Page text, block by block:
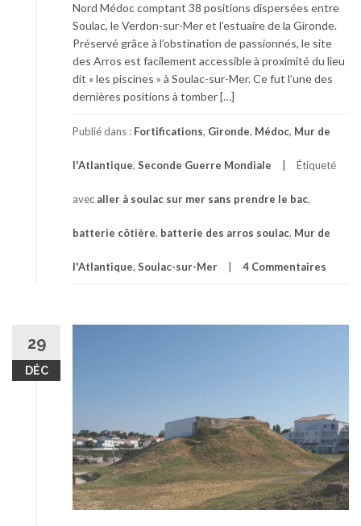
Nord Médoc comptant 38 positions dispersées entre
Soulac, le Verdon-sur-Mer et l’estuaire de la Gironde.
Préservé grâce à l’obstination de passionnés, le site
des Arros est facilement accessible à proximité du lieu
dit « les piscines » à Soulac-sur-Mer. Ce fut l’une des
dernières positions à tomber […]
Publié dans : Fortifications, Gironde, Médoc, Mur de
l'Atlantique, Seconde Guerre Mondiale Étiqueté
avec aller à soulac sur mer sans prendre le bac,
batterie côtière, batterie des arros soulac, Mur de
l'Atlantique, Soulac-sur-Mer 4 Commentaires
29
DÉC